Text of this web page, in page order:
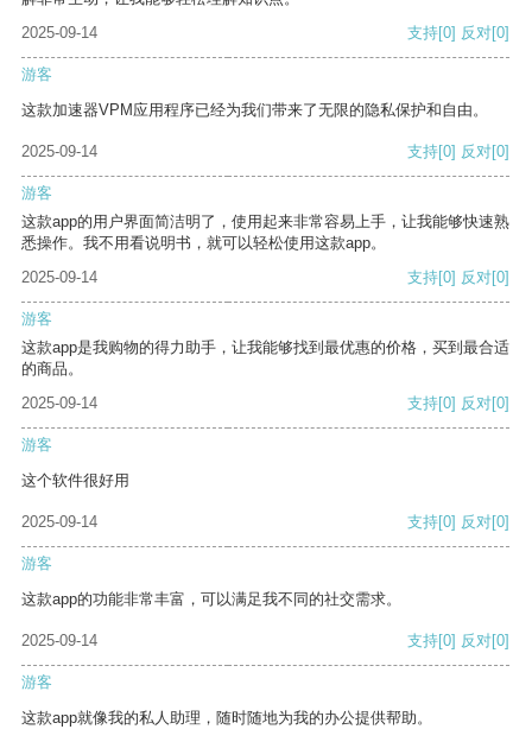
2025-09-14
支持[0] 反对[0]
游客
这款加速器VPM应用程序已经为我们带来了无限的隐私保护和自由。
2025-09-14 支持[0] 反对[0]
游客
这款app的用户界面简洁明了，使用起来非常容易上手，让我能够快速熟
悉操作。我不用看说明书，就可以轻松使用这款app。
2025-09-14
支持[0] 反对[0]
游客
这款app是我购物的得力助手，让我能够找到最优惠的价格，买到最合适
的商品。
2025-09-14
支持[0] 反对[0]
游客
这个软件很好用
2025-09-14 支持[0] 反对[0]
游客
这款app的功能非常丰富，可以满足我不同的社交需求。
2025-09-14 支持[0] 反对[0]
游客
这款app就像我的私人助理，随时随地为我的办公提供帮助。